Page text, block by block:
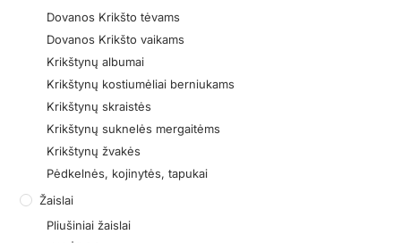
Dovanos Krikšto tėvams
Dovanos Krikšto vaikams
Krikštynų albumai
Krikštynų kostiumėliai berniukams
Krikštynų skraistės
Krikštynų suknelės mergaitėms
Krikštynų žvakės
Pėdkelnės, kojinytės, tapukai
Žaislai
Pliušiniai žaislai